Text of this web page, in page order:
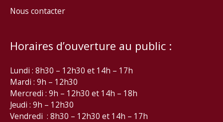
Nous contacter
Horaires d’ouverture au public :
Lundi : 8h30 – 12h30 et 14h – 17h
Mardi : 9h – 12h30
Mercredi : 9h – 12h30 et 14h – 18h
Jeudi : 9h – 12h30
Vendredi : 8h30 – 12h30 et 14h – 17h